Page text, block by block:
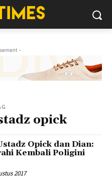
-
opick
Opick dan Dian:
Kembali Poligini
2017